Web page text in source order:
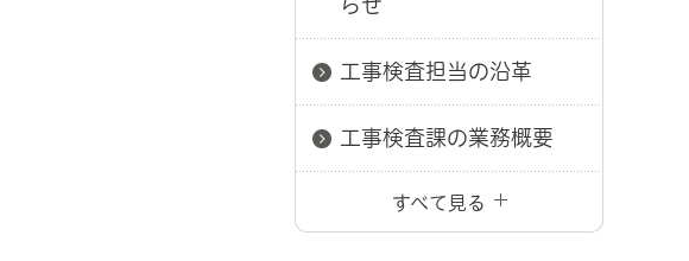
らせ
工事検査担当の沿革
工事検査課の業務概要
すべて見る